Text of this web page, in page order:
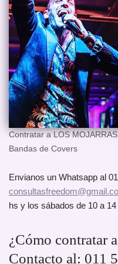
Contratar a LOS
Bandas de Covers
Envianos un Whatsapp al
hs y los sábados de 10 a 14
¿Cómo contratar
Contacto al: 011